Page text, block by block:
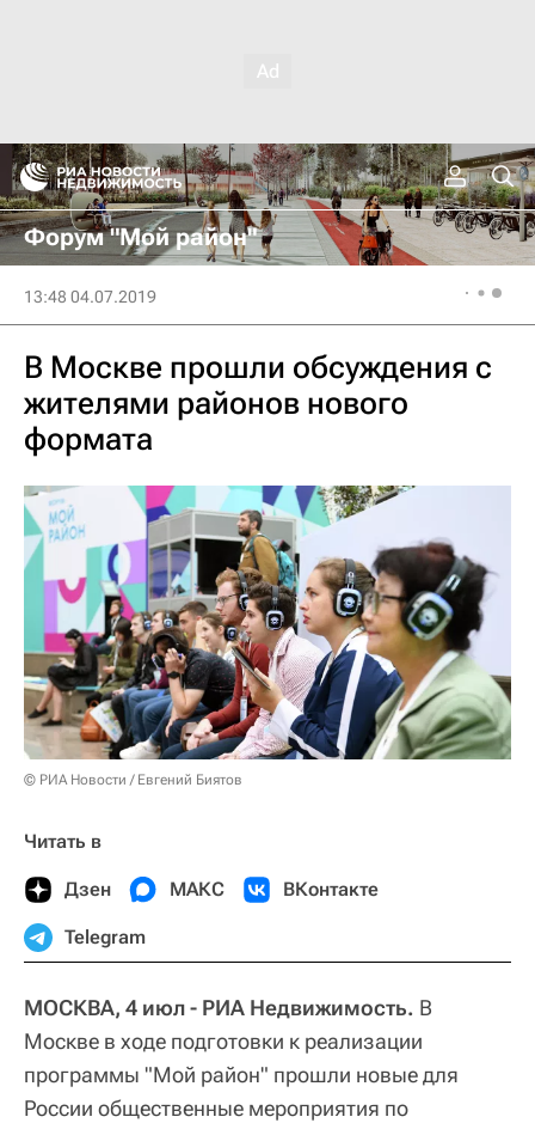
Форум "Мой район"
13:48 04.07.2019
В Москве прошли обсуждения с
жителями районов нового
формата
© РИА Новости / Евгений Биятов
Читать в
Дзен МАКС ВКонтакте
Telegram
МОСКВА, 4 июл - РИА Недвижимость. В
Москве в ходе подготовки к реализации
программы "Мой район" прошли новые для
России общественные мероприятия по